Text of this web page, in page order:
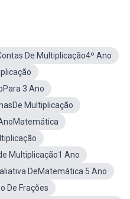
De Multiplicação4º Ano
3 Ano
Multiplicação
Multiplicação1 Ano
DeMatemática 5 Ano
De Frações